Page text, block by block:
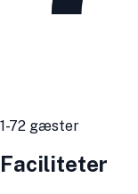
1-72 gæster
Faciliteter